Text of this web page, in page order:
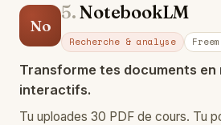
No
5.NotebookLM
Recherche & analyse
Transforme tes documents
interactifs.
Tu uploades 30 PDF de cours. Tu